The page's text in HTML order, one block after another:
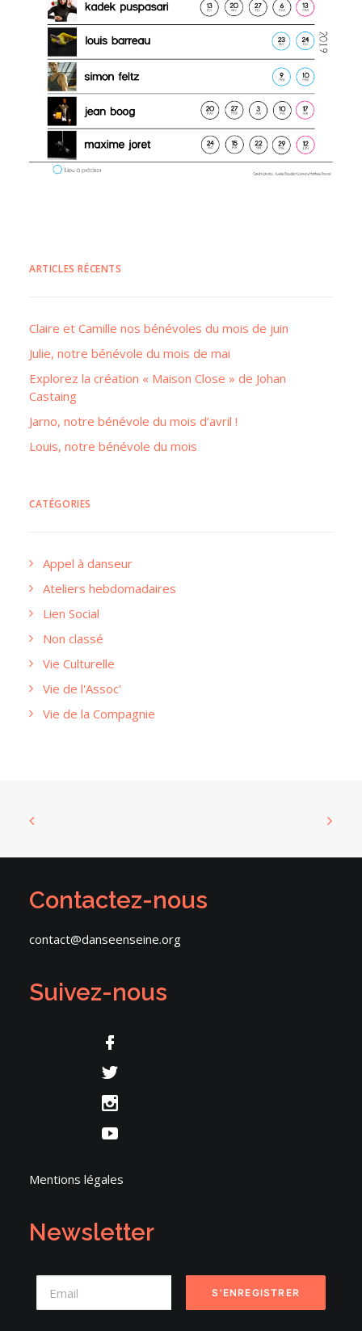
ARTICLES RÉCENTS
Claire et Camille nos bénévoles du mois de juin
Julie, notre bénévole du mois de mai
Explorez la création « Maison Close » de Johan
Castaing
Jarno, notre bénévole du mois d’avril !
Louis, notre bénévole du mois
CATÉGORIES
Appel à danseur
Ateliers hebdomadaires
Lien Social
Non classé
Vie Culturelle
Vie de l'Assoc'
Vie de la Compagnie
Contactez-nous
contact@danseenseine.org
Suivez-nous
Mentions légales
Newsletter